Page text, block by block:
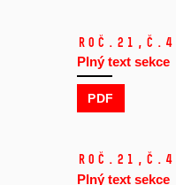
Roč.21, č.4
Plný text sekce
PDF
Roč.21, č.4
Plný text sekce